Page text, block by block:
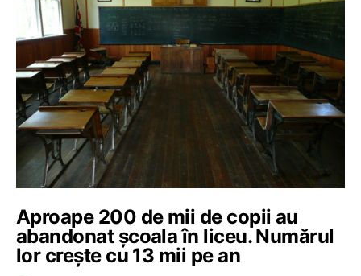
Aproape 200 de mii de copii au
abandonat școala în liceu. Numărul
lor crește cu 13 mii pe an